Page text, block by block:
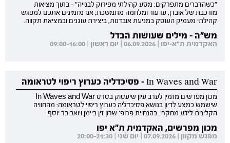
"כשהדברים מתפרקים: מסע קהילתי מפירוק לבנייה" - בתוך מציאות
מורכבת של אובדן, ערעור ומלחמה מתמשכת, אנו מזמינים אתכם למפגש
קהילתי מעמיק העוסק במניעת אובדנות, ביצירת עוגנים ובמציאת תקווה.
מש"ה - מילים שעושות הבדל
האקדמית ת"א-יפו | 06.09.2026 | יום ראשון | 09:00-16:00
In Waves and War - פסיכדליה כערוץ ריפוי לטראומה
מכון מפרשים מזמין לערב עיון שיעסוק בסרט In Waves and War
שישמש כמצע לדיון בנושא פסיכדליה כערוץ ריפוי לטראומה: מהחוויה
הקלינית לידע מחקרי. בהנחיית פרופ' שרון זין ביימן ויואב בר יוסף.
מכון מפרשים, האקדמית ת"א יפו
מפגש מקוון | 07.09.2026 | יום שני | 20:00-21:30